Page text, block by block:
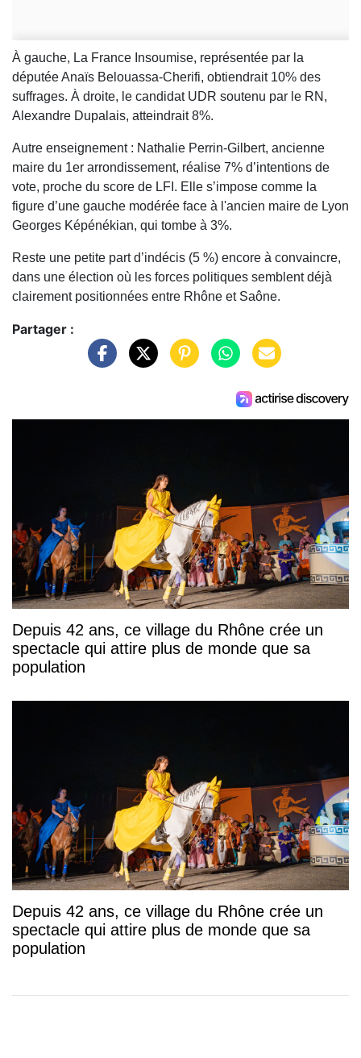
À gauche, La France Insoumise, représentée par la
députée Anaïs Belouassa-Cherifi, obtiendrait 10% des
suffrages. À droite, le candidat UDR soutenu par le RN,
Alexandre Dupalais, atteindrait 8%.
Autre enseignement : Nathalie Perrin-Gilbert, ancienne
maire du 1er arrondissement, réalise 7% d’intentions de
vote, proche du score de LFI. Elle s’impose comme la
figure d’une gauche modérée face à l'ancien maire de Lyon
Georges Képénékian, qui tombe à 3%.
Reste une petite part d’indécis (5 %) encore à convaincre,
dans une élection où les forces politiques semblent déjà
clairement positionnées entre Rhône et Saône.
Partager :
Depuis 42 ans, ce village du Rhône crée un
spectacle qui attire plus de monde que sa
population
Depuis 42 ans, ce village du Rhône crée un
spectacle qui attire plus de monde que sa
population